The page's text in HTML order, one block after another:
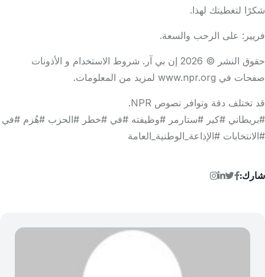
شكرًا لتغطيتك لهذا.
فريير: على الرحب والسعة.
حقوق النشر © 2026 إن بي آر. شروط الاستخدام و الأذونات
صفحات في www.npr.org لمزيد من المعلومات.
قد تختلف دقة وتوافر نصوص NPR.
#بريطاني #كير #ستارمر #وظيفته #في #خطر #الحزب #هُزم #في
#الانتخابات #الإذاعة_الوطنية_العامة
شارك: